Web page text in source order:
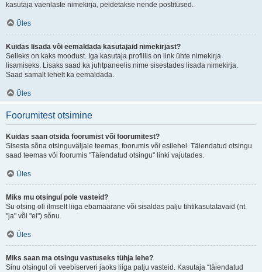
kasutaja vaenlaste nimekirja, peidetakse nende postitused.
Üles
Kuidas lisada või eemaldada kasutajaid nimekirjast?
Selleks on kaks moodust. Iga kasutaja profiilis on link ühte nimekirja
lisamiseks. Lisaks saad ka juhtpaneelis nime sisestades lisada nimekirja.
Saad samalt lehelt ka eemaldada.
Üles
Foorumitest otsimine
Kuidas saan otsida foorumist või foorumitest?
Sisesta sõna otsinguväljale teemas, foorumis või esilehel. Täiendatud otsingu
saad teemas või foorumis "Täiendatud otsingu" linki vajutades.
Üles
Miks mu otsingul pole vasteid?
Su otsing oli ilmselt liiga ebamäärane või sisaldas palju tihtikasutatavaid (nt.
"ja" või "ei") sõnu.
Üles
Miks saan ma otsingu vastuseks tühja lehe?
Sinu otsingul oli veebiserveri jaoks liiga palju vasteid. Kasutaja “täiendatud